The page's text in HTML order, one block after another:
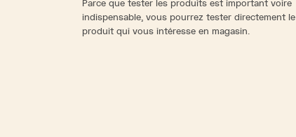
Parce que tester les produits est important voire
indispensable, vous pourrez tester directement le
produit qui vous intéresse en magasin.